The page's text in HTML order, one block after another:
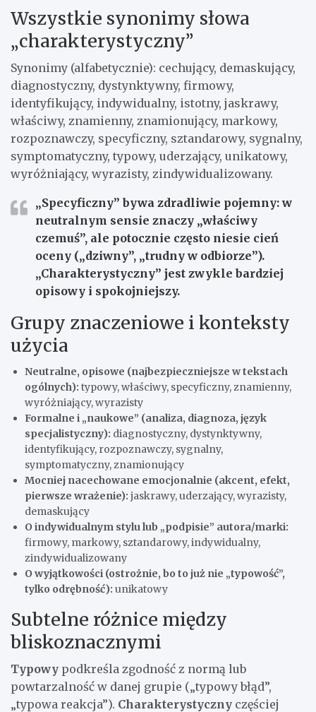
Wszystkie synonimy słowa
„charakterystyczny”
Synonimy (alfabetycznie): cechujący, demaskujący,
diagnostyczny, dystynktywny, firmowy,
identyfikujący, indywidualny, istotny, jaskrawy,
właściwy, znamienny, znamionujący, markowy,
rozpoznawczy, specyficzny, sztandarowy, sygnalny,
symptomatyczny, typowy, uderzający, unikatowy,
wyróżniający, wyrazisty, zindywidualizowany.
„Specyficzny” bywa zdradliwie pojemny: w
neutralnym sensie znaczy „właściwy
czemuś”, ale potocznie często niesie cień
oceny („dziwny”, „trudny w odbiorze”).
„Charakterystyczny” jest zwykle bardziej
opisowy i spokojniejszy.
Grupy znaczeniowe i konteksty
użycia
Neutralne, opisowe (najbezpieczniejsze w tekstach
ogólnych): typowy, właściwy, specyficzny, znamienny,
wyróżniający, wyrazisty
Formalne i „naukowe” (analiza, diagnoza, język
specjalistyczny): diagnostyczny, dystynktywny,
identyfikujący, rozpoznawczy, sygnalny,
symptomatyczny, znamionujący
Mocniej nacechowane emocjonalnie (akcent, efekt,
pierwsze wrażenie): jaskrawy, uderzający, wyrazisty,
demaskujący
O indywidualnym stylu lub „podpisie” autora/marki:
firmowy, markowy, sztandarowy, indywidualny,
zindywidualizowany
O wyjątkowości (ostrożnie, bo to już nie „typowość”,
tylko odrębność): unikatowy
Subtelne różnice między
bliskoznacznymi
Typowy podkreśla zgodność z normą lub
powtarzalność w danej grupie („typowy błąd”,
„typowa reakcja”). Charakterystyczny częściej